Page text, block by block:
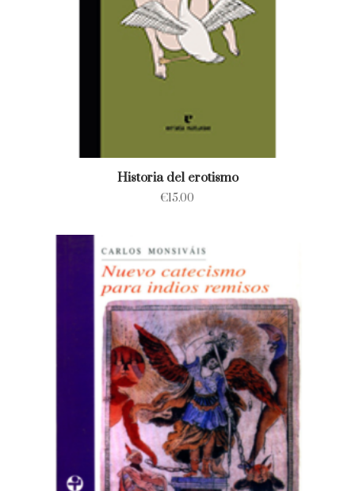
Historia del erotismo
€15.00